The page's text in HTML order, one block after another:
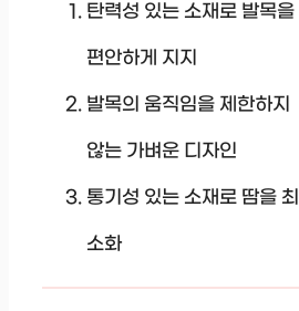
탄력성 있는 소재로 발목을
편안하게 지지
발목의 움직임을 제한하지
않는 가벼운 디자인
통기성 있는 소재로 땀을 최
소화